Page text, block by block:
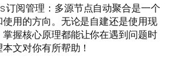
订阅管理：多源节点自动聚合是一个
用的方向。无论是自建还是使用现
掌握核心原理都能让你在遇到问题时
文对你有所帮助！